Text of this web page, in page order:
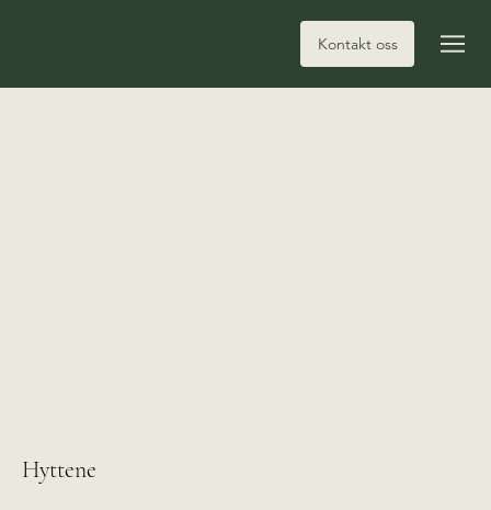
Kontakt oss
Hyttene